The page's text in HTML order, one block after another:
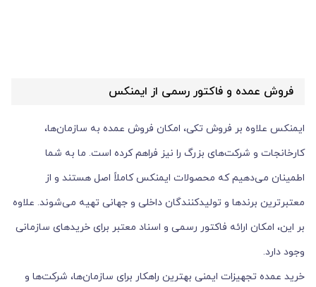
فروش عمده و فاکتور رسمی از ایمنکس
ایمنکس علاوه بر فروش تکی، امکان فروش عمده به سازمان‌ها،
کارخانجات و شرکت‌های بزرگ را نیز فراهم کرده است. ما به شما
اطمینان می‌دهیم که محصولات ایمنکس کاملاً اصل هستند و از
معتبرترین برندها و تولیدکنندگان داخلی و جهانی تهیه می‌شوند. علاوه
بر این، امکان ارائه فاکتور رسمی و اسناد معتبر برای خریدهای سازمانی
وجود دارد.
خرید عمده تجهیزات ایمنی بهترین راهکار برای سازمان‌ها، شرکت‌ها و